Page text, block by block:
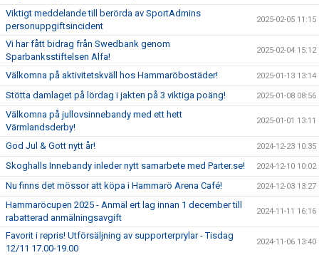
Viktigt meddelande till berörda av SportAdmins
personuppgiftsincident
2025-02-05 11:15
Vi har fått bidrag från Swedbank genom
Sparbanksstiftelsen Alfa!
2025-02-04 15:12
Välkomna på aktivitetskväll hos Hammaröbostäder! 2025-01-13 13:14
Stötta damlaget på lördag i jakten på 3 viktiga poäng! 2025-01-08 08:56
Välkomna på jullovsinnebandy med ett hett
Värmlandsderby!
2025-01-01 13:11
God Jul & Gott nytt år! 2024-12-23 10:35
Skoghalls Innebandy inleder nytt samarbete med Parter.se! 2024-12-10 10:02
Nu finns det mössor att köpa i Hammarö Arena Café! 2024-12-03 13:27
Hammaröcupen 2025 - Anmäl ert lag innan 1 december till
rabatterad anmälningsavgift
2024-11-11 16:16
Favorit i repris! Utförsäljning av supporterprylar - Tisdag
12/11 17.00-19.00
2024-11-06 13:40